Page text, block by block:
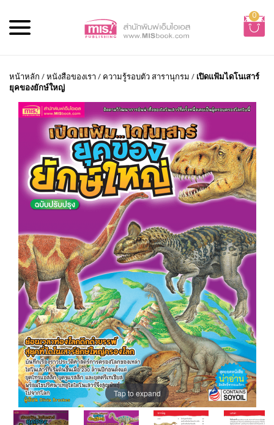
0
หน้าหลัก /หนังสือของเรา / ความรู้รอบตัว สารานุกรม / เปิดแฟ้มไดโนเสาร์
ยุคของยักษ์ใหญ่
Tap to expand